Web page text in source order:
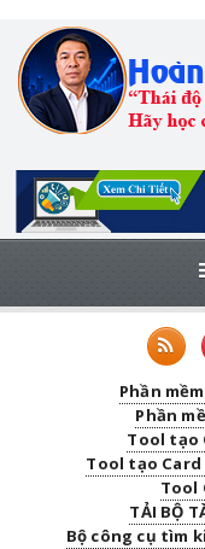
Phần
Phần
Tool tạo
Tool tạo
Tool
TẢI BỘ
Bộ công cụ tìm